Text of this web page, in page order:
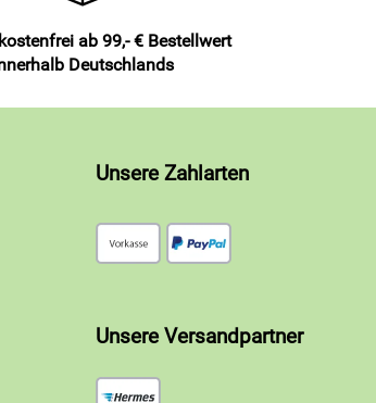
ab 99,- € Bestellwert
Deutschlands
Unsere Zahlarten
Unsere Versandpartner